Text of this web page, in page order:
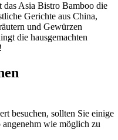
das Asia Bistro Bamboo die
Gerichte aus China,
und Gewürzen
die hausgemachten
besuchen, sollten Sie einige
wie möglich zu